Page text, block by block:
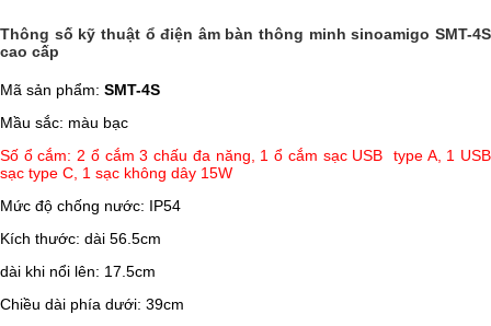
Thông số kỹ thuật ổ điện âm bàn thông minh sinoamigo SMT-4S
cao cấp
Mã sản phẩm: SMT-4S
Mầu sắc: màu bạc
Số ổ cắm: 2 ổ cắm 3 chấu đa năng, 1 ổ cắm sạc USB type A, 1 USB
sạc type C, 1 sạc không dây 15W
Mức độ chống nước: IP54
Kích thước: dài 56.5cm
dài khi nổi lên: 17.5cm
Chiều dài phía dưới: 39cm